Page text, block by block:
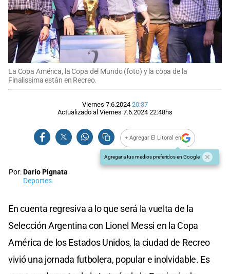
La Copa América, la Copa del Mundo (foto) y la copa de la
Finalissima están en Recreo.
Viernes 7.6.2024 20:37
Actualizado al Viernes 7.6.2024 22:48hs
+ Agregar El Litoral en
Agregar a tus medios preferidos en Google
Por:Darío Pignata
Deportes
En cuenta regresiva a lo que será la vuelta de la
Selección Argentina con Lionel Messi en la Copa
América de los Estados Unidos, la ciudad de Recreo
vivió una jornada futbolera, popular e inolvidable. Es